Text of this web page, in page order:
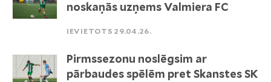
noskaņās uzņems Valmiera FC
IEVIETOTS 29.04.26.
Pirmssezonu noslēgsim ar
pārbaudes spēlēm pret Skanstes SK